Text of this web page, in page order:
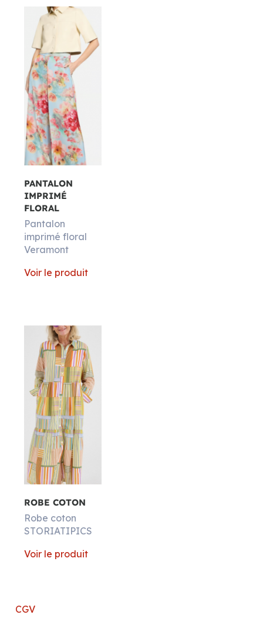
PANTALON
IMPRIMÉ
FLORAL
Pantalon
imprimé floral
Veramont
Voir le produit
ROBE COTON
Robe coton
STORIATIPICS
Voir le produit
CGV